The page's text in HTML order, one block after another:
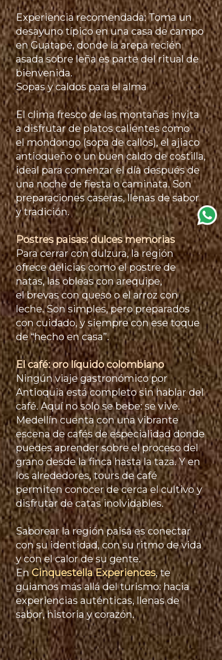
Experiencia recomendada: Toma un
desayuno típico en una casa de campo
en Guatapé, donde la arepa recién
asada sobre leña es parte del ritual de
bienvenida.
Sopas y caldos para el alma
El clima fresco de las montañas invita
a disfrutar de platos calientes como
el mondongo (sopa de callos), el ajiaco
antioqueño o un buen caldo de costilla,
ideal para comenzar el día después de
una noche de fiesta o caminata. Son
preparaciones caseras, llenas de sabor
y tradición.
Postres paisas: dulces memorias
Para cerrar con dulzura, la región
ofrece delicias como el postre de
natas, las obleas con arequipe,
el brevas con queso o el arroz con
leche. Son simples, pero preparados
con cuidado, y siempre con ese toque
de “hecho en casa”.
El café: oro líquido colombiano
Ningún viaje gastronómico por
Antioquia está completo sin hablar del
café. Aquí no solo se bebe: se vive.
Medellín cuenta con una vibrante
escena de cafés de especialidad donde
puedes aprender sobre el proceso del
grano desde la finca hasta la taza. Y en
los alrededores, tours de café
permiten conocer de cerca el cultivo y
disfrutar de catas inolvidables.
Saborear la región paisa es conectar
con su identidad, con su ritmo de vida
y con el calor de su gente.
EnCinquestella Experiences, te
guiamos más allá del turismo: hacia
experiencias auténticas, llenas de
sabor, historia y corazón.